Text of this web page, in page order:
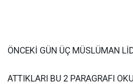
ÖNCEKİ GÜN ÜÇ MÜSLÜMAN
ATTIKLARI BU 2 PARAGRAFI